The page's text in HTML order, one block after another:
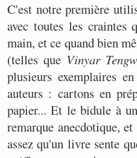
C'est notre première
avec toutes les craintes
main, et ce quand bien
(telles que Vinyar
plusieurs exemplaires
auteurs : cartons en
papier... Et le bidule à
remarque anecdotique,
assez qu'un livre sente